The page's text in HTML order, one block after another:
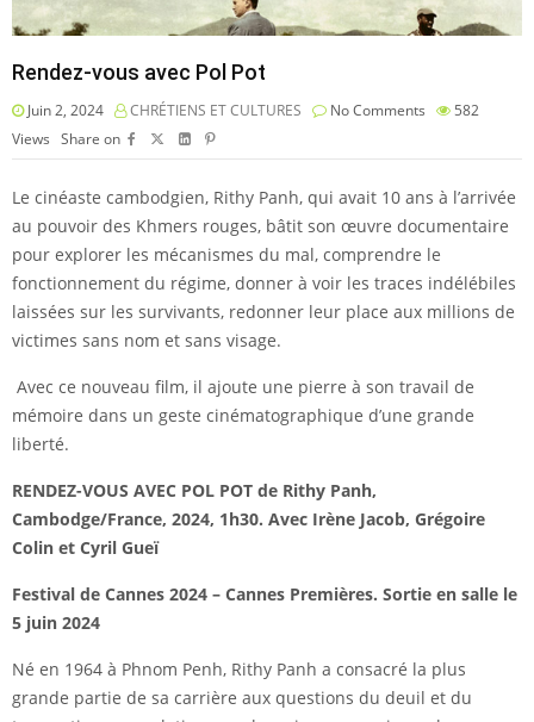
Rendez-vous avec Pol Pot
Juin 2, 2024 CHRÉTIENS ET CULTURES No Comments
582
Views Share on
Le cinéaste cambodgien, Rithy Panh, qui avait 10 ans à l’arrivée
au pouvoir des Khmers rouges, bâtit son œuvre documentaire
pour explorer les mécanismes du mal, comprendre le
fonctionnement du régime, donner à voir les traces indélébiles
laissées sur les survivants, redonner leur place aux millions de
victimes sans nom et sans visage.
Avec ce nouveau film, il ajoute une pierre à son travail de
mémoire dans un geste cinématographique d’une grande
liberté.
RENDEZ-VOUS AVEC POL POT de Rithy Panh,
Cambodge/France, 2024, 1h30. Avec Irène Jacob, Grégoire
Colin et Cyril Gueï
Festival de Cannes 2024 – Cannes Premières. Sortie en salle le
5 juin 2024
Né en 1964 à Phnom Penh, Rithy Panh a consacré la plus
grande partie de sa carrière aux questions du deuil et du